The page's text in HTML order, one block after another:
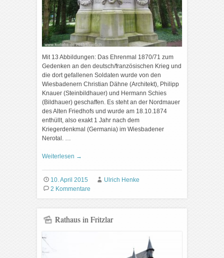
Mit 13 Abbildungen: Das Ehrenmal 1870/71 zum
Gedenken an den deutsch/französischen Krieg und
die dort gefallenen Soldaten wurde von den
Wiesbadenern Christian Dähne (Architekt), Philipp
Knauer (Steinbildhauer) und Hermann Schies
(Bildhauer) geschaffen. Es steht an der Nordmauer
des Alten Friedhofs und wurde am 18.10.1874
enthüllt, also exakt 1 Jahr nach dem
Kriegerdenkmal (Germania) im Wiesbadener
Nerotal. …
Weiterlesen →
10. April 2015
Ulrich Henke
2 Kommentare
Rathaus in Fritzlar